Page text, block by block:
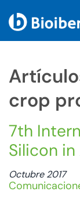
crop
7th
Silicon
Octubre 2017